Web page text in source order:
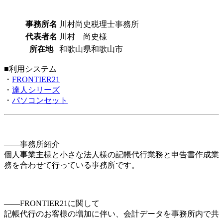
事務所名 川村尚史税理士事務所
代表者名 川村 尚史様
所在地
和歌山県和歌山市
■利用システム
・ FRONTIER21
・ 達人シリーズ
・ パソコンセット
――事務所紹介
個人事業主様と小さな法人様の記帳代行業務と申告書作成業
務を合わせて行っている事務所です。
――FRONTIER21に関して
記帳代行のお客様の増加に伴い、会計データを事務所内で共